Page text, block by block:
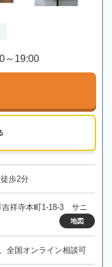
～19:00
歩2分
吉祥寺本町1-18-3 サニ
地図
全国オンライン相談可